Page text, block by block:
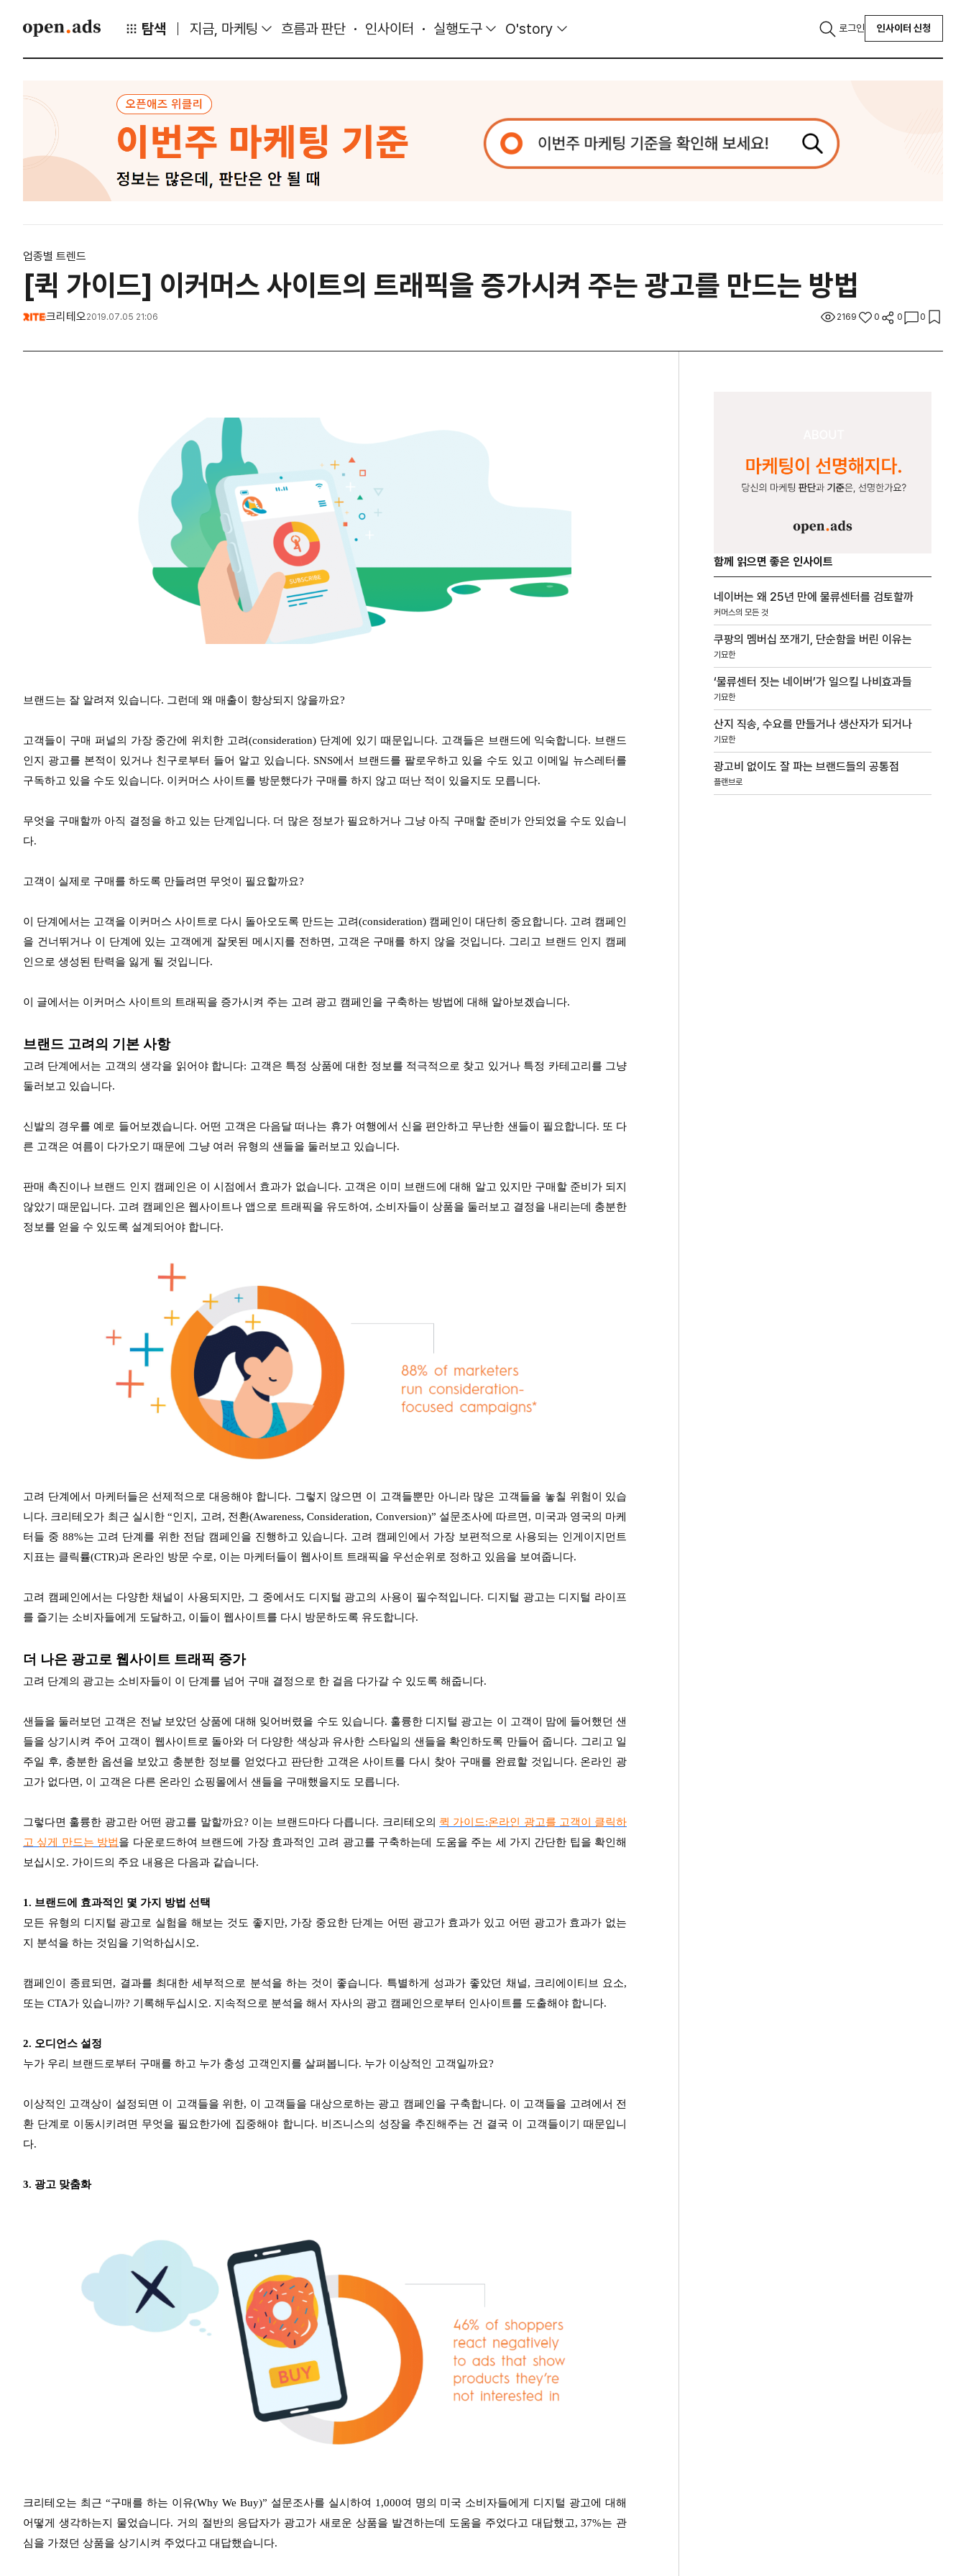
탐색 지금, 마케팅 흐름과 판단 인사이터 실행도구 O'story 로그인 인사이터 신청
업종별 트렌드
[퀵 가이드] 이커머스 사이트의 트래픽을 증가시켜 주는 광고를 만드는 방법
크리테오2019.07.05 21:06 2169 0 0 0
브랜드는 잘 알려져 있습니다. 그런데 왜 매출이 향상되지 않을까요?
고객들이 구매 퍼널의 가장 중간에 위치한 고려(consideration) 단계에 있기 때문입니다. 고객들은 브랜드에 익숙합니다. 브랜드
인지 광고를 본적이 있거나 친구로부터 들어 알고 있습니다. SNS에서 브랜드를 팔로우하고 있을 수도 있고 이메일 뉴스레터를
구독하고 있을 수도 있습니다. 이커머스 사이트를 방문했다가 구매를 하지 않고 떠난 적이 있을지도 모릅니다.
무엇을 구매할까 아직 결정을 하고 있는 단계입니다. 더 많은 정보가 필요하거나 그냥 아직 구매할 준비가 안되었을 수도 있습니
다.
고객이 실제로 구매를 하도록 만들려면 무엇이 필요할까요?
이 단계에서는 고객을 이커머스 사이트로 다시 돌아오도록 만드는 고려(consideration) 캠페인이 대단히 중요합니다. 고려 캠페인
을 건너뛰거나 이 단계에 있는 고객에게 잘못된 메시지를 전하면, 고객은 구매를 하지 않을 것입니다. 그리고 브랜드 인지 캠페
인으로 생성된 탄력을 잃게 될 것입니다.
이 글에서는 이커머스 사이트의 트래픽을 증가시켜 주는 고려 광고 캠페인을 구축하는 방법에 대해 알아보겠습니다.
브랜드 고려의 기본 사항
고려 단계에서는 고객의 생각을 읽어야 합니다: 고객은 특정 상품에 대한 정보를 적극적으로 찾고 있거나 특정 카테고리를 그냥
둘러보고 있습니다.
신발의 경우를 예로 들어보겠습니다. 어떤 고객은 다음달 떠나는 휴가 여행에서 신을 편안하고 무난한 샌들이 필요합니다. 또 다
른 고객은 여름이 다가오기 때문에 그냥 여러 유형의 샌들을 둘러보고 있습니다.
판매 촉진이나 브랜드 인지 캠페인은 이 시점에서 효과가 없습니다. 고객은 이미 브랜드에 대해 알고 있지만 구매할 준비가 되지
않았기 때문입니다. 고려 캠페인은 웹사이트나 앱으로 트래픽을 유도하여, 소비자들이 상품을 둘러보고 결정을 내리는데 충분한
정보를 얻을 수 있도록 설계되어야 합니다.
고려 단계에서 마케터들은 선제적으로 대응해야 합니다. 그렇지 않으면 이 고객들뿐만 아니라 많은 고객들을 놓칠 위험이 있습
니다. 크리테오가 최근 실시한 “인지, 고려, 전환(Awareness, Consideration, Conversion)” 설문조사에 따르면, 미국과 영국의 마케
터들 중 88%는 고려 단계를 위한 전담 캠페인을 진행하고 있습니다. 고려 캠페인에서 가장 보편적으로 사용되는 인게이지먼트
지표는 클릭률(CTR)과 온라인 방문 수로, 이는 마케터들이 웹사이트 트래픽을 우선순위로 정하고 있음을 보여줍니다.
고려 캠페인에서는 다양한 채널이 사용되지만, 그 중에서도 디지털 광고의 사용이 필수적입니다. 디지털 광고는 디지털 라이프
를 즐기는 소비자들에게 도달하고, 이들이 웹사이트를 다시 방문하도록 유도합니다.
더 나은 광고로 웹사이트 트래픽 증가
고려 단계의 광고는 소비자들이 이 단계를 넘어 구매 결정으로 한 걸음 다가갈 수 있도록 해줍니다.
샌들을 둘러보던 고객은 전날 보았던 상품에 대해 잊어버렸을 수도 있습니다. 훌륭한 디지털 광고는 이 고객이 맘에 들어했던 샌
들을 상기시켜 주어 고객이 웹사이트로 돌아와 더 다양한 색상과 유사한 스타일의 샌들을 확인하도록 만들어 줍니다. 그리고 일
주일 후, 충분한 옵션을 보았고 충분한 정보를 얻었다고 판단한 고객은 사이트를 다시 찾아 구매를 완료할 것입니다. 온라인 광
고가 없다면, 이 고객은 다른 온라인 쇼핑몰에서 샌들을 구매했을지도 모릅니다.
그렇다면 훌륭한 광고란 어떤 광고를 말할까요? 이는 브랜드마다 다릅니다. 크리테오의 퀵 가이드:온라인 광고를 고객이 클릭하
고 싶게 만드는 방법을 다운로드하여 브랜드에 가장 효과적인 고려 광고를 구축하는데 도움을 주는 세 가지 간단한 팁을 확인해
보십시오. 가이드의 주요 내용은 다음과 같습니다.
1. 브랜드에 효과적인 몇 가지 방법 선택
모든 유형의 디지털 광고로 실험을 해보는 것도 좋지만, 가장 중요한 단계는 어떤 광고가 효과가 있고 어떤 광고가 효과가 없는
지 분석을 하는 것임을 기억하십시오.
캠페인이 종료되면, 결과를 최대한 세부적으로 분석을 하는 것이 좋습니다. 특별하게 성과가 좋았던 채널, 크리에이티브 요소,
또는 CTA가 있습니까? 기록해두십시오. 지속적으로 분석을 해서 자사의 광고 캠페인으로부터 인사이트를 도출해야 합니다.
2. 오디언스 설정
누가 우리 브랜드로부터 구매를 하고 누가 충성 고객인지를 살펴봅니다. 누가 이상적인 고객일까요?
이상적인 고객상이 설정되면 이 고객들을 위한, 이 고객들을 대상으로하는 광고 캠페인을 구축합니다. 이 고객들을 고려에서 전
환 단계로 이동시키려면 무엇을 필요한가에 집중해야 합니다. 비즈니스의 성장을 추진해주는 건 결국 이 고객들이기 때문입니
다.
3. 광고 맞춤화
크리테오는 최근 “구매를 하는 이유(Why We Buy)” 설문조사를 실시하여 1,000여 명의 미국 소비자들에게 디지털 광고에 대해
어떻게 생각하는지 물었습니다. 거의 절반의 응답자가 광고가 새로운 상품을 발견하는데 도움을 주었다고 대답했고, 37%는 관
심을 가졌던 상품을 상기시켜 주었다고 대답했습니다.
함께 읽으면 좋은 인사이트
네이버는 왜 25년 만에 물류센터를 검토할까
커머스의 모든 것
쿠팡의 멤버십 쪼개기, 단순함을 버린 이유는
기묘한
‘물류센터 짓는 네이버’가 일으킬 나비효과들
기묘한
산지 직송, 수요를 만들거나 생산자가 되거나
기묘한
광고비 없이도 잘 파는 브랜드들의 공통점
플랜브로